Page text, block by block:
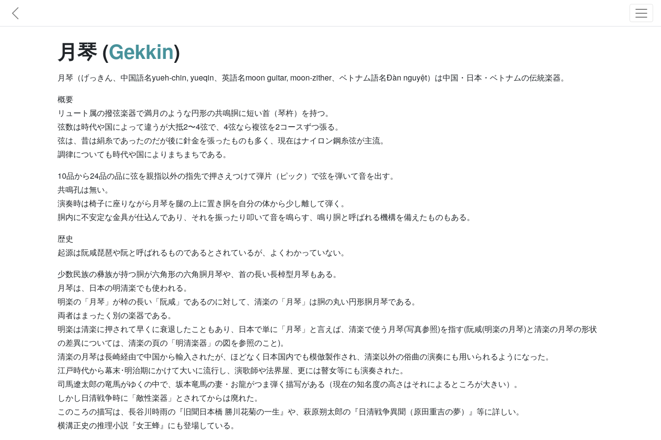
月琴 (Gekkin)
月琴（げっきん、中国語名yueh-chin, yueqin、英語名moon guitar, moon-zither、ベトナム語名Đàn nguyệt）は中国・日本・ベトナムの伝統楽器。
概要
リュート属の撥弦楽器で満月のような円形の共鳴胴に短い首（琴杵）を持つ。
弦数は時代や国によって違うが大抵2〜4弦で、4弦なら複弦を2コースずつ張る。
弦は、昔は絹糸であったのだが後に針金を張ったものも多く、現在はナイロン鋼糸弦が主流。
調律についても時代や国によりまちまちである。
10品から24品の品に弦を親指以外の指先で押さえつけて弾片（ピック）で弦を弾いて音を出す。
共鳴孔は無い。
演奏時は椅子に座りながら月琴を腿の上に置き胴を自分の体から少し離して弾く。
胴内に不安定な金具が仕込んであり、それを振ったり叩いて音を鳴らす、鳴り胴と呼ばれる機構を備えたものもある。
歴史
起源は阮咸琵琶や阮と呼ばれるものであるとされているが、よくわかっていない。
少数民族の彝族が持つ胴が六角形の六角胴月琴や、首の長い長棹型月琴もある。
月琴は、日本の明清楽でも使われる。
明楽の「月琴」が棹の長い「阮咸」であるのに対して、清楽の「月琴」は胴の丸い円形胴月琴である。
両者はまったく別の楽器である。
明楽は清楽に押されて早くに衰退したこともあり、日本で単に「月琴」と言えば、清楽で使う月琴(写真参照)を指す(阮咸(明楽の月琴)と清楽の月琴の形状
の差異については、清楽の頁の「明清楽器」の図を参照のこと)。
清楽の月琴は長崎経由で中国から輸入されたが、ほどなく日本国内でも模倣製作され、清楽以外の俗曲の演奏にも用いられるようになった。
江戸時代から幕末･明治期にかけて大いに流行し、演歌師や法界屋、更には瞽女等にも演奏された。
司馬遼太郎の竜馬がゆくの中で、坂本竜馬の妻・お龍がつま弾く描写がある（現在の知名度の高さはそれによるところが大きい）。
しかし日清戦争時に「敵性楽器」とされてからは廃れた。
このころの描写は、長谷川時雨の『旧聞日本橋 勝川花菊の一生』や、萩原朔太郎の『日清戦争異聞（原田重吉の夢）』等に詳しい。
横溝正史の推理小説『女王蜂』にも登場している。